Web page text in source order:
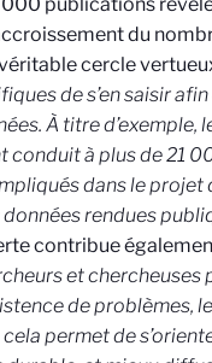
du
cercle
de s’en saisir
À titre d’exemple,
à plus de 21
dans le
rendues
contribue
et
de problèmes,
permet de